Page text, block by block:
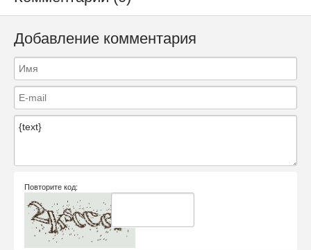
Добавление комментария
Повторите код: